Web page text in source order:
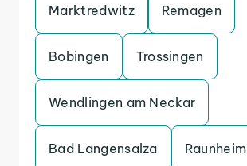
Marktredwitz Remagen
Bobingen Trossingen
Wendlingen am Neckar
Bad Langensalza Raunheim